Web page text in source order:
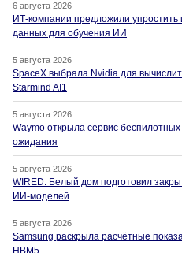
6 августа 2026
ИТ-компании предложили
данных для обучения ИИ
5 августа 2026
SpaceX выбрала Nvidia для
Starmind AI1
5 августа 2026
Waymo открыла сервис
ожидания
5 августа 2026
WIRED: Белый дом подготовил
ИИ-моделей
5 августа 2026
Samsung раскрыла расчётные
HBM5